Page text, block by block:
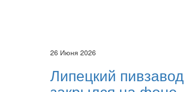
26 Июня 2026
Липецкий пивзавод